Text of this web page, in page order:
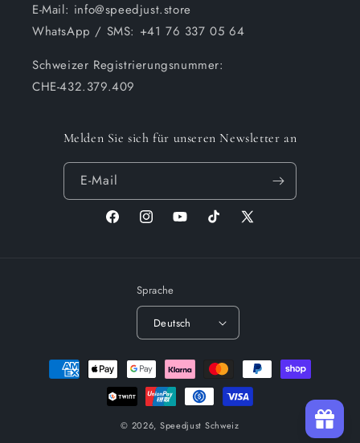
E-Mail: info@speedjust.store
WhatsApp / SMS: +41 76 337 05 64
Schweizer Registrierungsnummer:
CHE-432.379.409
Melden Sie sich für unseren Newsletter an
E-Mail
FacebookInstagramYouTubeTikTok
X
Sprache
Deutsch
Zahlungsmethoden
© 2026, Speedjust Schweiz